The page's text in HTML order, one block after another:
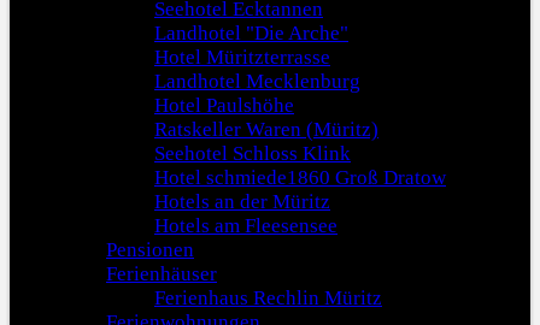
Seehotel Ecktannen
Landhotel "Die Arche"
Hotel Müritzterrasse
Landhotel Mecklenburg
Hotel Paulshöhe
Ratskeller Waren (Müritz)
Seehotel Schloss Klink
Hotel schmiede1860 Groß Dratow
Hotels an der Müritz
Hotels am Fleesensee
Pensionen
Ferienhäuser
Ferienhaus Rechlin Müritz